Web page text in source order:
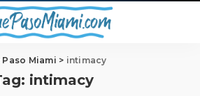
Paso Miami > intimacy
intimacy